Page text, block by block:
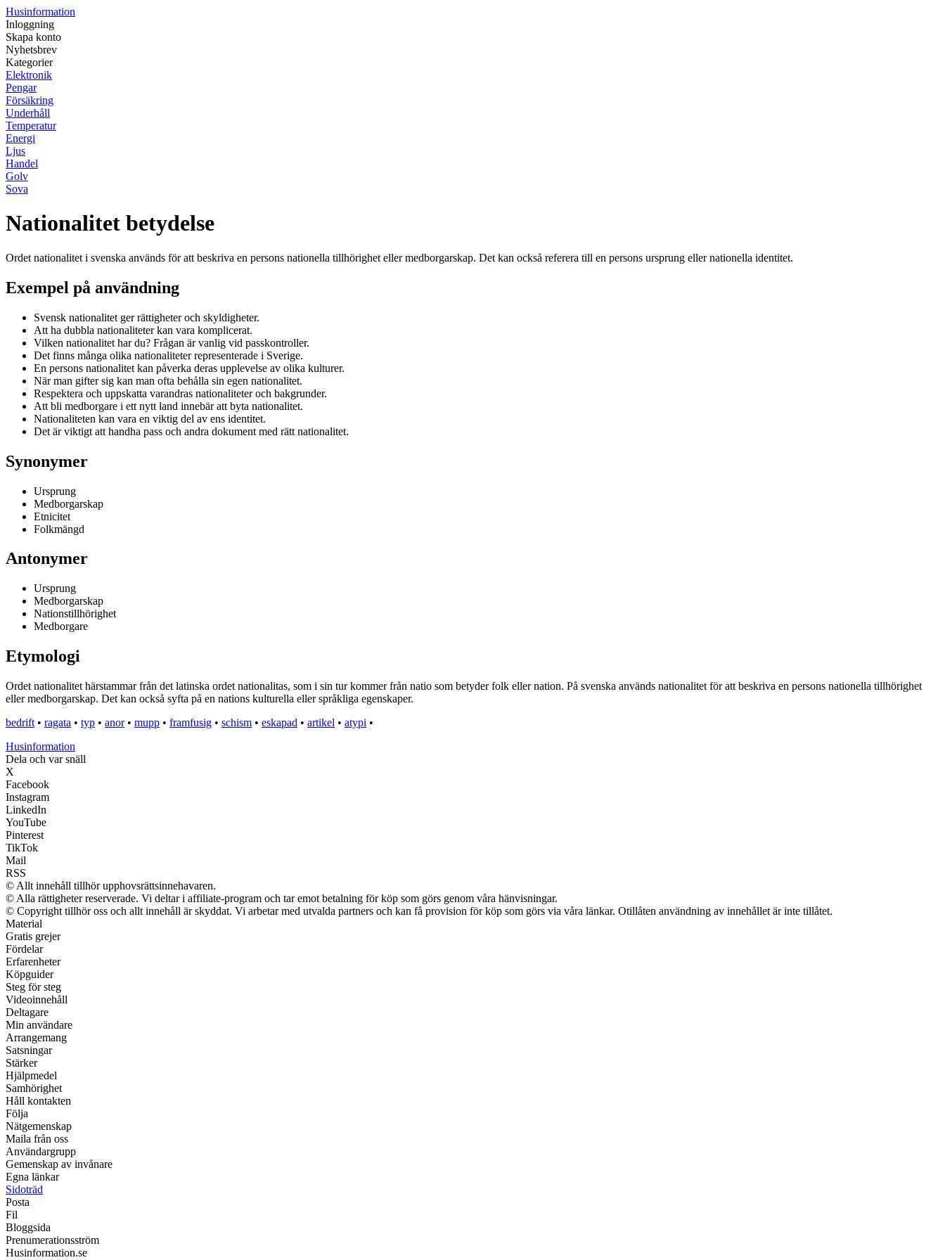
Husinformation
Inloggning
Skapa konto
Nyhetsbrev
Kategorier
Elektronik
Pengar
Försäkring
Underhåll
Temperatur
Energi
Ljus
Handel
Golv
Sova
Nationalitet betydelse
Ordet nationalitet i svenska används för att beskriva en persons nationella tillhörighet eller medborgarskap. Det kan också referera till en persons ursprung eller nationella identitet.
Exempel på användning
Svensk nationalitet ger rättigheter och skyldigheter.
Att ha dubbla nationaliteter kan vara komplicerat.
Vilken nationalitet har du? Frågan är vanlig vid passkontroller.
Det finns många olika nationaliteter representerade i Sverige.
En persons nationalitet kan påverka deras upplevelse av olika kulturer.
När man gifter sig kan man ofta behålla sin egen nationalitet.
Respektera och uppskatta varandras nationaliteter och bakgrunder.
Att bli medborgare i ett nytt land innebär att byta nationalitet.
Nationaliteten kan vara en viktig del av ens identitet.
Det är viktigt att handha pass och andra dokument med rätt nationalitet.
Synonymer
Ursprung
Medborgarskap
Etnicitet
Folkmängd
Antonymer
Ursprung
Medborgarskap
Nationstillhörighet
Medborgare
Etymologi
Ordet nationalitet härstammar från det latinska ordet nationalitas, som i sin tur kommer från natio som betyder folk eller nation. På svenska används nationalitet för att beskriva en persons nationella tillhörighet
eller medborgarskap. Det kan också syfta på en nations kulturella eller språkliga egenskaper.
bedrift • ragata • typ • anor• mupp • framfusig • schism • eskapad • artikel • atypi •
Husinformation
Dela och var snäll
X
Facebook
Instagram
LinkedIn
YouTube
Pinterest
TikTok
Mail
RSS
© Allt innehåll tillhör upphovsrättsinnehavaren.
© Alla rättigheter reserverade. Vi deltar i affiliate-program och tar emot betalning för köp som görs genom våra hänvisningar.
© Copyright tillhör oss och allt innehåll är skyddat. Vi arbetar med utvalda partners och kan få provision för köp som görs via våra länkar. Otillåten användning av innehållet är inte tillåtet.
Material
Gratis grejer
Fördelar
Erfarenheter
Köpguider
Steg för steg
Videoinnehåll
Deltagare
Min användare
Arrangemang
Satsningar
Stärker
Hjälpmedel
Samhörighet
Håll kontakten
Följa
Nätgemenskap
Maila från oss
Användargrupp
Gemenskap av invånare
Egna länkar
Sidoträd
Posta
Fil
Bloggsida
Prenumerationsström
Husinformation.se